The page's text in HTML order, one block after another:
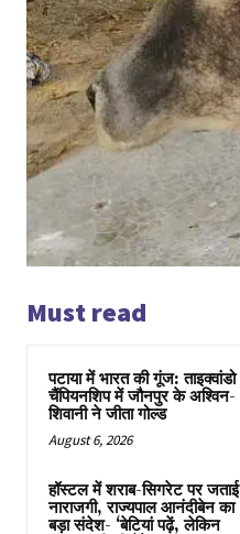
Must read
पटाया में भारत की गूंज: ताइक्वांडो
चैंपियनशिप में जौनपुर के अश्विन-
शिवानी ने जीता गोल्ड
August 6, 2026
हॉस्टल में शराब-सिगरेट पर जताई
नाराजगी, राज्यपाल आनंदीबेन का
बड़ा संदेश- ‘बेटियां पढ़ें, लेकिन